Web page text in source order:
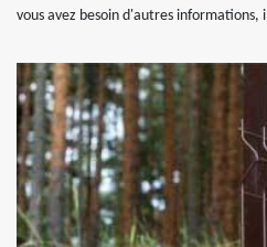
vous avez besoin d'autres